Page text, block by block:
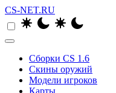
CS-NET.RU
Сборки CS 1.6
Скины оружий
Модели игроков
Карты